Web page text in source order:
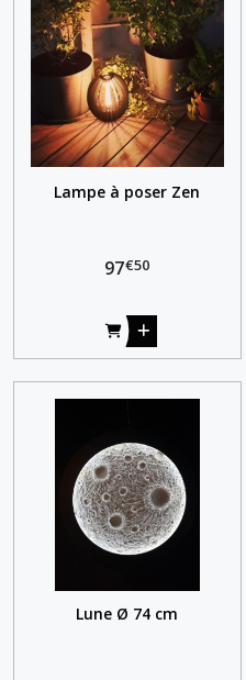
Lampe à poser Zen
97€50
Lune Ø 74 cm